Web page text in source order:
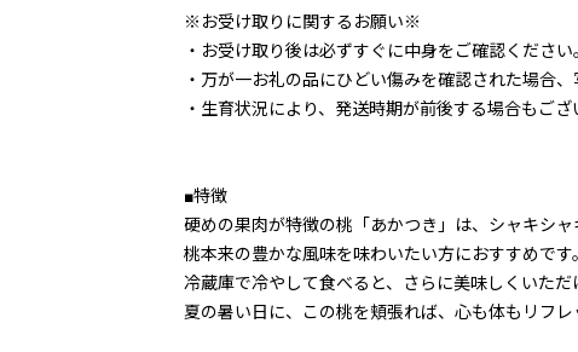
※お受け取りに関するお願い※
・お受け取り後は必ずすぐに中身をご確認ください
・万が一お礼の品にひどい傷みを確認された場合
・生育状況により、発送時期が前後する場合もござ
■特徴
硬めの果肉が特徴の桃「あかつき」は、シャキシ
桃本来の豊かな風味を味わいたい方におすすめです。
冷蔵庫で冷やして食べると、さらに美味しくいただ
夏の暑い日に、この桃を頬張れば、心も体もリフレ